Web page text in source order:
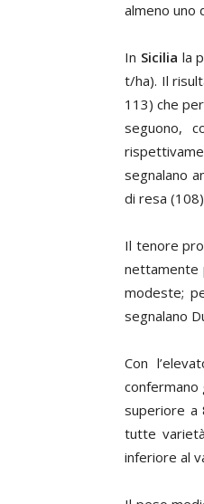
almeno uno
In Sicilia la
t/ha). Il
113) che
seguono,
segnalano
di resa
Il tenore
nettamente
modeste;
segnalano
Con
superiore a
tutte
inferiore al